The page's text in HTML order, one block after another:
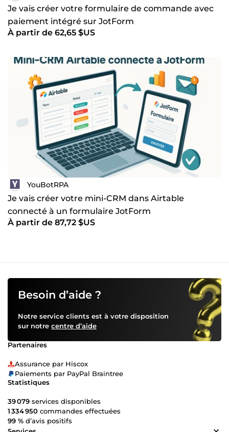
Je vais créer votre formulaire de commande avec
paiement intégré sur JotForm
À partir de 62,65 $US
YouBotRPA
Je vais créer votre mini-CRM dans Airtable
connecté à un formulaire JotForm
À partir de 87,72 $US
Besoin d’aide ?
Notre service clients est à votre disposition
sur notre centre d’aide
Partenaires
Assurance par Hiscox
Paiements par PayPal Braintree
Statistiques
39 079 services disponibles
1 334 950 commandes effectuées
99 % d’avis positifs